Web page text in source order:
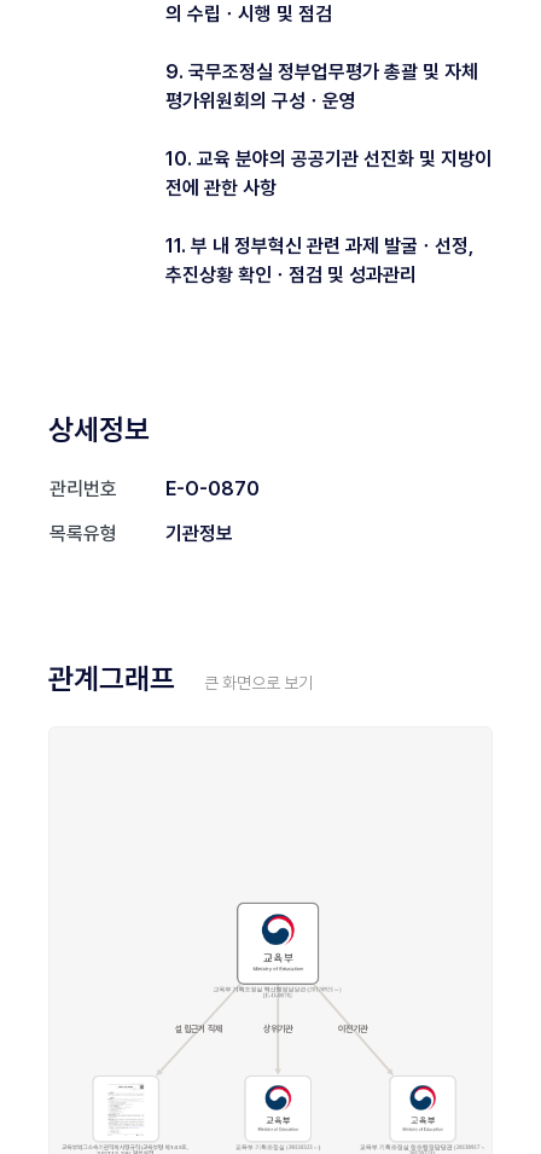
의 수립ㆍ시행 및 점검
9. 국무조정실 정부업무평가 총괄 및 자체
평가위원회의 구성ㆍ운영
10. 교육 분야의 공공기관 선진화 및 지방이
전에 관한 사항
11. 부 내 정부혁신 관련 과제 발굴ㆍ선정,
추진상황 확인ㆍ점검 및 성과관리
상세정보
관리번호
E-O-0870
목록유형
기관정보
관계그래프 큰 화면으로 보기